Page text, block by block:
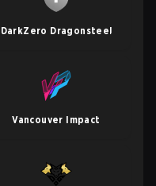
DarkZero Dragonsteel
Vancouver Impact